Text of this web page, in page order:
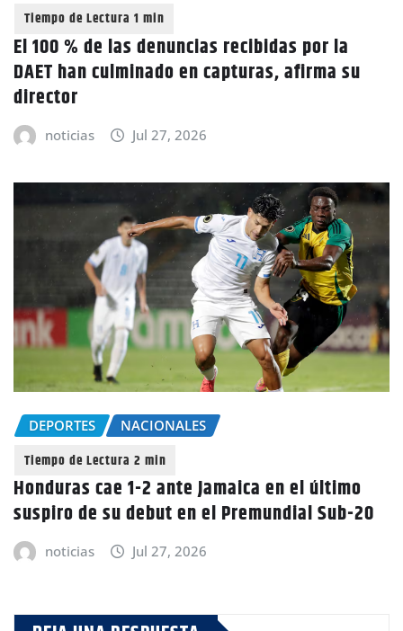
El 100 % de las denuncias recibidas por la
DAET han culminado en capturas, afirma su
director
noticias Jul 27, 2026
DEPORTES NACIONALES
Honduras cae 1-2 ante Jamaica en el último
suspiro de su debut en el Premundial Sub-20
noticias Jul 27, 2026